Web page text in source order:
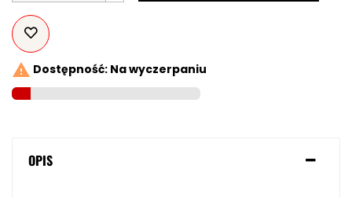
 Dostępność: Na wyczerpaniu
OPIS